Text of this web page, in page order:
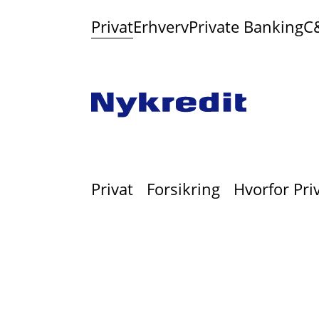
PrivatErhvervPrivate Banking
Privat Forsikring Hvorfor